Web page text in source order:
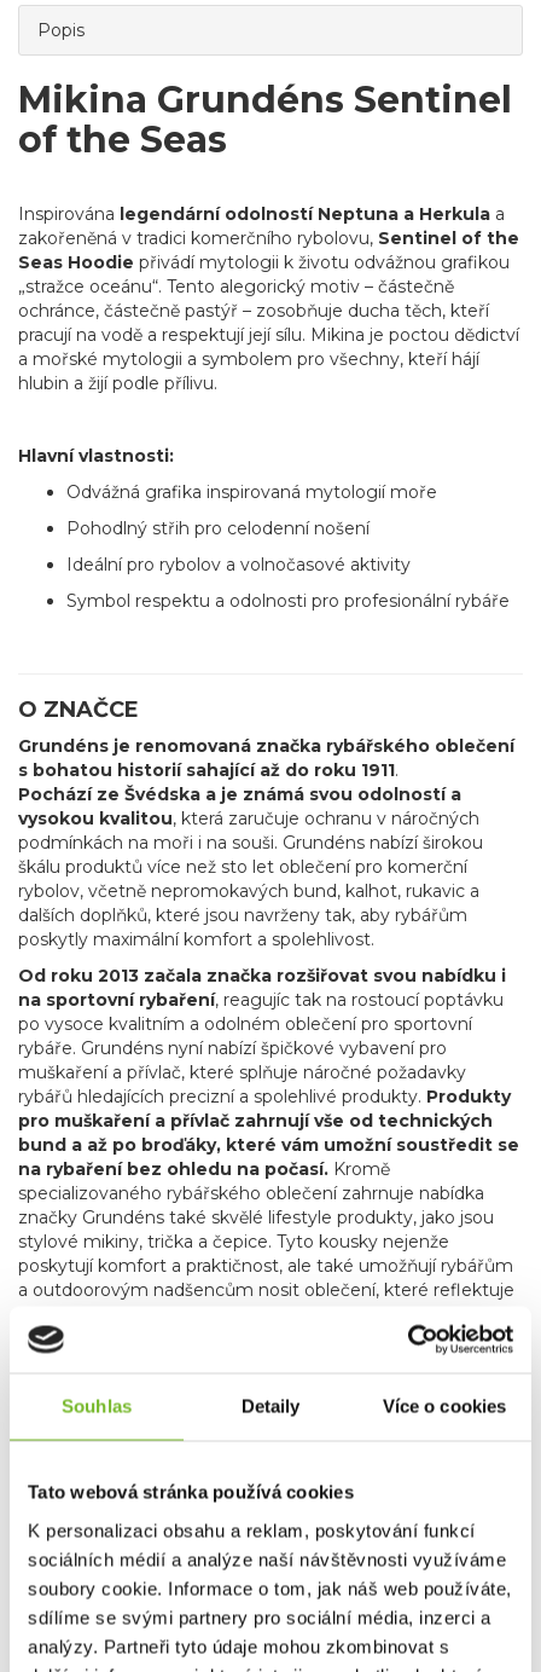
Souhlas Detaily Více o cookies
Tato webová stránka používá cookies
K personalizaci obsahu a reklam, poskytování funkcí
sociálních médií a analýze naší návštěvnosti využíváme
soubory cookie. Informace o tom, jak náš web používáte,
sdílíme se svými partnery pro sociální média, inzerci a
analýzy. Partneři tyto údaje mohou zkombinovat s
Popis
Mikina Grundéns Sentinel
of the Seas
Inspirována legendární odolností Neptuna a Herkula a
zakořeněná v tradici komerčního rybolovu, Sentinel of the
Seas Hoodie přivádí mytologii k životu odvážnou grafikou
„stražce oceánu“. Tento alegorický motiv – částečně
ochránce, částečně pastýř – zosobňuje ducha těch, kteří
pracují na vodě a respektují její sílu. Mikina je poctou dědictví
a mořské mytologii a symbolem pro všechny, kteří hájí
hlubin a žijí podle přílivu.
Hlavní vlastnosti:
Odvážná grafika inspirovaná mytologií moře
Pohodlný střih pro celodenní nošení
Ideální pro rybolov a volnočasové aktivity
Symbol respektu a odolnosti pro profesionální rybáře
O ZNAČCE
Grundéns je renomovaná značka rybářského oblečení
s bohatou historií sahající až do roku 1911.
Pochází ze Švédska a je známá svou odolností a
vysokou kvalitou, která zaručuje ochranu v náročných
podmínkách na moři i na souši. Grundéns nabízí širokou
škálu produktů více než sto let oblečení pro komerční
rybolov, včetně nepromokavých bund, kalhot, rukavic a
dalších doplňků, které jsou navrženy tak, aby rybářům
poskytly maximální komfort a spolehlivost.
Od roku 2013 začala značka rozšiřovat svou nabídku i
na sportovní rybaření, reagujíc tak na rostoucí poptávku
po vysoce kvalitním a odolném oblečení pro sportovní
rybáře. Grundéns nyní nabízí špičkové vybavení pro
muškaření a přívlač, které splňuje náročné požadavky
rybářů hledajících precizní a spolehlivé produkty. Produkty
pro muškaření a přívlač zahrnují vše od technických
bund a až po broďáky, které vám umožní soustředit se
na rybaření bez ohledu na počasí. Kromě
specializovaného rybářského oblečení zahrnuje nabídka
značky Grundéns také skvělé lifestyle produkty, jako jsou
stylové mikiny, trička a čepice. Tyto kousky nejenže
poskytují komfort a praktičnost, ale také umožňují rybářům
a outdoorovým nadšencům nosit oblečení, které reflektuje
Grundéns díky svému závazku k inovacím, použitým
volbou profesionálních i sportovních rybářů po celém
Bez ohledu na to, zda jste na vodě nebo trávíte čas
ve městě, Grundéns nabízí produkty, které vás udrží v
zákazníků a objevte, proč je Grundéns synonymem pro
nejlepší rybářské oblečení na trhu.
Společnost MORIS design s.r.o., provozovateleshopu
SAVETHEDAY.CZ je hrdý exkluzivní distributor značky
Grundéns pro Českou republiku a Slovensko.